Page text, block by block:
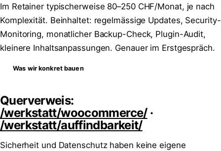
Im Retainer typischerweise 80–250 CHF/Monat, je nach
Komplexität. Beinhaltet: regelmässige Updates, Security-
Monitoring, monatlicher Backup-Check, Plugin-Audit,
kleinere Inhaltsanpassungen. Genauer im Erstgespräch.
Was wir konkret bauen
Querverweis:
/werkstatt/woocommerce/·
/werkstatt/auffindbarkeit/
Sicherheit und Datenschutz haben keine eigene